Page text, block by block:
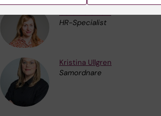
Carolina Ström
HR-Specialist
Kristina Ullgren
Samordnare